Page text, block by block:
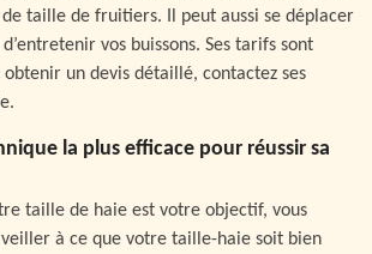
taille de fruitiers. Il peut aussi se déplacer
vos buissons. Ses tarifs sont
un devis détaillé, contactez ses
la plus efficace pour réussir sa
taille de haie est votre objectif, vous
veiller à ce que votre taille-haie soit bien